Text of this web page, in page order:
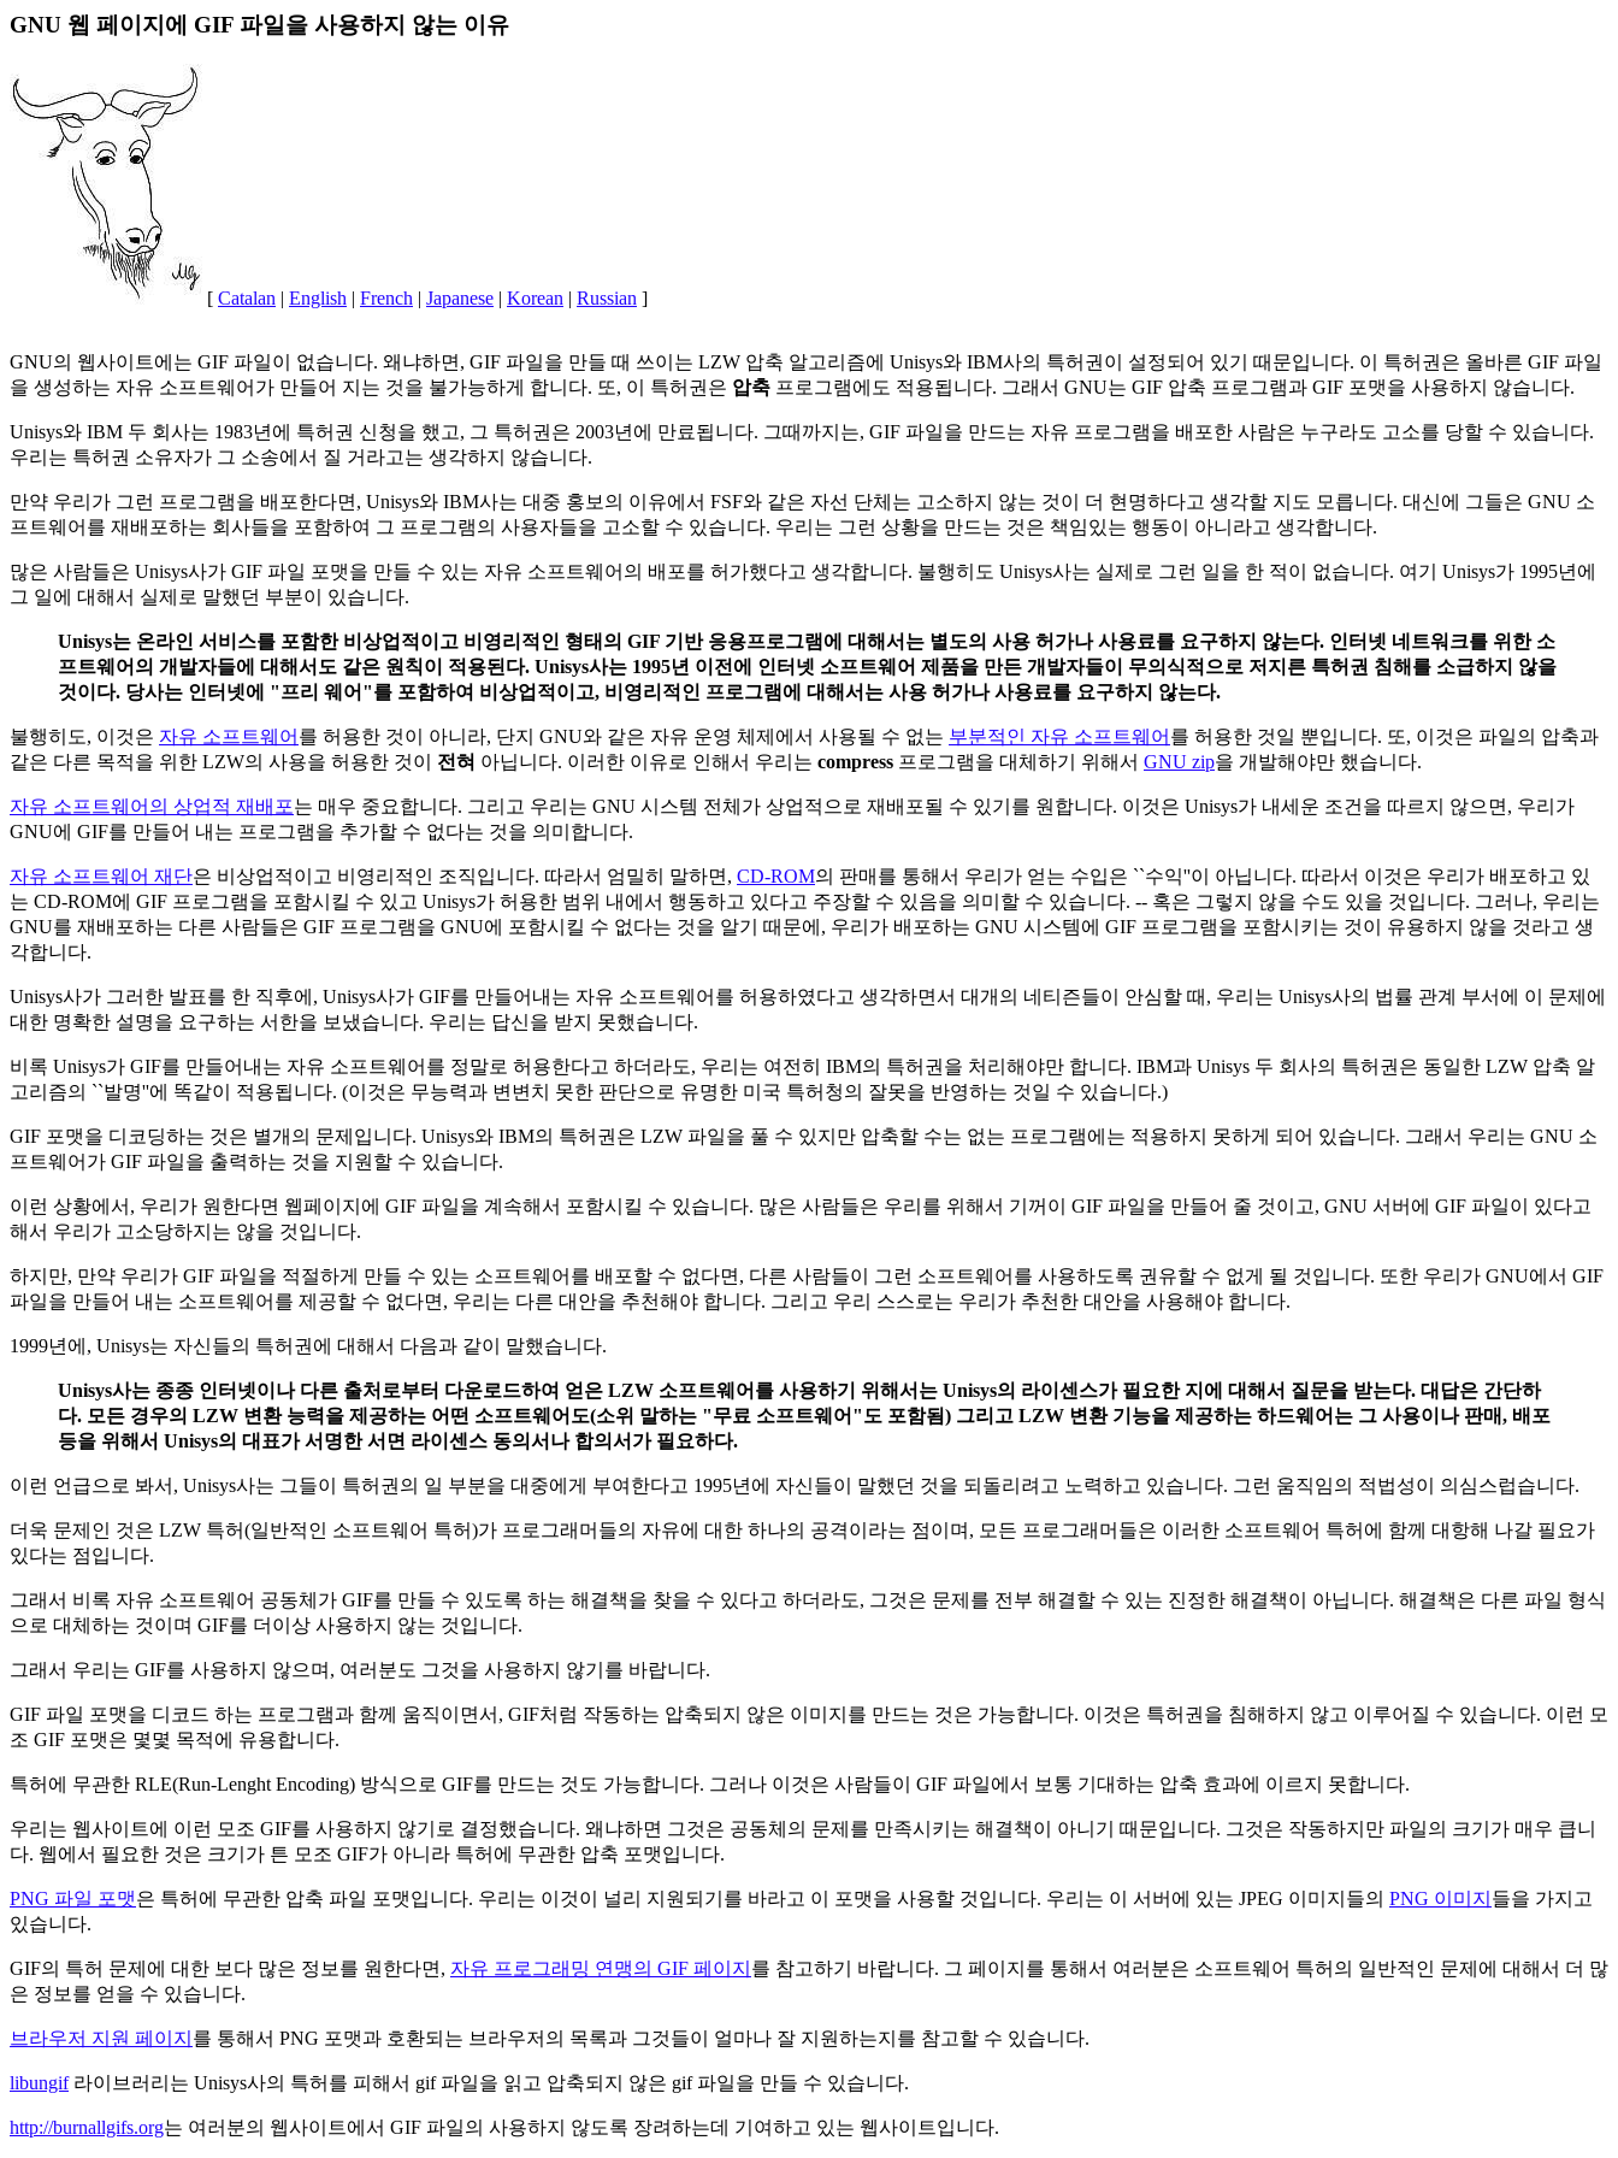
GNU 웹 페이지에 GIF 파일을 사용하지 않는 이유
[ Catalan | English | French | Japanese | Korean | Russian ]
GNU의 웹사이트에는 GIF 파일이 없습니다. 왜냐하면, GIF 파일을 만들 때 쓰이는 LZW 압축 알고리즘에 Unisys와 IBM사의 특허권이 설정되어 있기 때문입니다. 이 특허권은 올바른 GIF 파일
을 생성하는 자유 소프트웨어가 만들어 지는 것을 불가능하게 합니다. 또, 이 특허권은 압축 프로그램에도 적용됩니다. 그래서 GNU는 GIF 압축 프로그램과 GIF 포맷을 사용하지 않습니다.
Unisys와 IBM 두 회사는 1983년에 특허권 신청을 했고, 그 특허권은 2003년에 만료됩니다. 그때까지는, GIF 파일을 만드는 자유 프로그램을 배포한 사람은 누구라도 고소를 당할 수 있습니다.
우리는 특허권 소유자가 그 소송에서 질 거라고는 생각하지 않습니다.
만약 우리가 그런 프로그램을 배포한다면, Unisys와 IBM사는 대중 홍보의 이유에서 FSF와 같은 자선 단체는 고소하지 않는 것이 더 현명하다고 생각할 지도 모릅니다. 대신에 그들은 GNU 소
프트웨어를 재배포하는 회사들을 포함하여 그 프로그램의 사용자들을 고소할 수 있습니다. 우리는 그런 상황을 만드는 것은 책임있는 행동이 아니라고 생각합니다.
많은 사람들은 Unisys사가 GIF 파일 포맷을 만들 수 있는 자유 소프트웨어의 배포를 허가했다고 생각합니다. 불행히도 Unisys사는 실제로 그런 일을 한 적이 없습니다. 여기 Unisys가 1995년에
그 일에 대해서 실제로 말했던 부분이 있습니다.
Unisys는 온라인 서비스를 포함한 비상업적이고 비영리적인 형태의 GIF 기반 응용프로그램에 대해서는 별도의 사용 허가나 사용료를 요구하지 않는다. 인터넷 네트워크를 위한 소
프트웨어의 개발자들에 대해서도 같은 원칙이 적용된다. Unisys사는 1995년 이전에 인터넷 소프트웨어 제품을 만든 개발자들이 무의식적으로 저지른 특허권 침해를 소급하지 않을
것이다. 당사는 인터넷에 "프리 웨어"를 포함하여 비상업적이고, 비영리적인 프로그램에 대해서는 사용 허가나 사용료를 요구하지 않는다.
불행히도, 이것은 자유 소프트웨어 를 허용한 것이 아니라, 단지 GNU와 같은 자유 운영 체제에서 사용될 수 없는 부분적인 자유 소프트웨어 를 허용한 것일 뿐입니다. 또, 이것은 파일의 압축과
같은 다른 목적을 위한 LZW의 사용을 허용한 것이 전혀 아닙니다. 이러한 이유로 인해서 우리는 compress 프로그램을 대체하기 위해서 GNU zip을 개발해야만 했습니다.
자유 소프트웨어의 상업적 재배포는 매우 중요합니다. 그리고 우리는 GNU 시스템 전체가 상업적으로 재배포될 수 있기를 원합니다. 이것은 Unisys가 내세운 조건을 따르지 않으면, 우리가
GNU에 GIF를 만들어 내는 프로그램을 추가할 수 없다는 것을 의미합니다.
자유 소프트웨어 재단은 비상업적이고 비영리적인 조직입니다. 따라서 엄밀히 말하면, CD-ROM의 판매를 통해서 우리가 얻는 수입은 ``수익''이 아닙니다. 따라서 이것은 우리가 배포하고 있
는 CD-ROM에 GIF 프로그램을 포함시킬 수 있고 Unisys가 허용한 범위 내에서 행동하고 있다고 주장할 수 있음을 의미할 수 있습니다. -- 혹은 그렇지 않을 수도 있을 것입니다. 그러나, 우리는
GNU를 재배포하는 다른 사람들은 GIF 프로그램을 GNU에 포함시킬 수 없다는 것을 알기 때문에, 우리가 배포하는 GNU 시스템에 GIF 프로그램을 포함시키는 것이 유용하지 않을 것라고 생
각합니다.
Unisys사가 그러한 발표를 한 직후에, Unisys사가 GIF를 만들어내는 자유 소프트웨어를 허용하였다고 생각하면서 대개의 네티즌들이 안심할 때, 우리는 Unisys사의 법률 관계 부서에 이 문제에
대한 명확한 설명을 요구하는 서한을 보냈습니다. 우리는 답신을 받지 못했습니다.
비록 Unisys가 GIF를 만들어내는 자유 소프트웨어를 정말로 허용한다고 하더라도, 우리는 여전히 IBM의 특허권을 처리해야만 합니다. IBM과 Unisys 두 회사의 특허권은 동일한 LZW 압축 알
고리즘의 ``발명''에 똑같이 적용됩니다. (이것은 무능력과 변변치 못한 판단으로 유명한 미국 특허청의 잘못을 반영하는 것일 수 있습니다.)
GIF 포맷을 디코딩하는 것은 별개의 문제입니다. Unisys와 IBM의 특허권은 LZW 파일을 풀 수 있지만 압축할 수는 없는 프로그램에는 적용하지 못하게 되어 있습니다. 그래서 우리는 GNU 소
프트웨어가 GIF 파일을 출력하는 것을 지원할 수 있습니다.
이런 상황에서, 우리가 원한다면 웹페이지에 GIF 파일을 계속해서 포함시킬 수 있습니다. 많은 사람들은 우리를 위해서 기꺼이 GIF 파일을 만들어 줄 것이고, GNU 서버에 GIF 파일이 있다고
해서 우리가 고소당하지는 않을 것입니다.
하지만, 만약 우리가 GIF 파일을 적절하게 만들 수 있는 소프트웨어를 배포할 수 없다면, 다른 사람들이 그런 소프트웨어를 사용하도록 권유할 수 없게 될 것입니다. 또한 우리가 GNU에서 GIF
파일을 만들어 내는 소프트웨어를 제공할 수 없다면, 우리는 다른 대안을 추천해야 합니다. 그리고 우리 스스로는 우리가 추천한 대안을 사용해야 합니다.
1999년에, Unisys는 자신들의 특허권에 대해서 다음과 같이 말했습니다.
Unisys사는 종종 인터넷이나 다른 출처로부터 다운로드하여 얻은 LZW 소프트웨어를 사용하기 위해서는 Unisys의 라이센스가 필요한 지에 대해서 질문을 받는다. 대답은 간단하
다. 모든 경우의 LZW 변환 능력을 제공하는 어떤 소프트웨어도(소위 말하는 "무료 소프트웨어"도 포함됨) 그리고 LZW 변환 기능을 제공하는 하드웨어는 그 사용이나 판매, 배포
등을 위해서 Unisys의 대표가 서명한 서면 라이센스 동의서나 합의서가 필요하다.
이런 언급으로 봐서, Unisys사는 그들이 특허권의 일 부분을 대중에게 부여한다고 1995년에 자신들이 말했던 것을 되돌리려고 노력하고 있습니다. 그런 움직임의 적법성이 의심스럽습니다.
더욱 문제인 것은 LZW 특허(일반적인 소프트웨어 특허)가 프로그래머들의 자유에 대한 하나의 공격이라는 점이며, 모든 프로그래머들은 이러한 소프트웨어 특허에 함께 대항해 나갈 필요가
있다는 점입니다.
그래서 비록 자유 소프트웨어 공동체가 GIF를 만들 수 있도록 하는 해결책을 찾을 수 있다고 하더라도, 그것은 문제를 전부 해결할 수 있는 진정한 해결책이 아닙니다. 해결책은 다른 파일 형식
으로 대체하는 것이며 GIF를 더이상 사용하지 않는 것입니다.
그래서 우리는 GIF를 사용하지 않으며, 여러분도 그것을 사용하지 않기를 바랍니다.
GIF 파일 포맷을 디코드 하는 프로그램과 함께 움직이면서, GIF처럼 작동하는 압축되지 않은 이미지를 만드는 것은 가능합니다. 이것은 특허권을 침해하지 않고 이루어질 수 있습니다. 이런 모
조 GIF 포맷은 몇몇 목적에 유용합니다.
특허에 무관한 RLE(Run-Lenght Encoding) 방식으로 GIF를 만드는 것도 가능합니다. 그러나 이것은 사람들이 GIF 파일에서 보통 기대하는 압축 효과에 이르지 못합니다.
우리는 웹사이트에 이런 모조 GIF를 사용하지 않기로 결정했습니다. 왜냐하면 그것은 공동체의 문제를 만족시키는 해결책이 아니기 때문입니다. 그것은 작동하지만 파일의 크기가 매우 큽니
다. 웹에서 필요한 것은 크기가 튼 모조 GIF가 아니라 특허에 무관한 압축 포맷입니다.
PNG 파일 포맷은 특허에 무관한 압축 파일 포맷입니다. 우리는 이것이 널리 지원되기를 바라고 이 포맷을 사용할 것입니다. 우리는 이 서버에 있는 JPEG 이미지들의 PNG 이미지 들을 가지고
있습니다.
GIF의 특허 문제에 대한 보다 많은 정보를 원한다면, 자유 프로그래밍 연맹의 GIF 페이지 를 참고하기 바랍니다. 그 페이지를 통해서 여러분은 소프트웨어 특허의 일반적인 문제에 대해서 더 많
은 정보를 얻을 수 있습니다.
브라우저 지원 페이지 를 통해서 PNG 포맷과 호환되는 브라우저의 목록과 그것들이 얼마나 잘 지원하는지를 참고할 수 있습니다.
libungif라이브러리는 Unisys사의 특허를 피해서 gif 파일을 읽고 압축되지 않은 gif 파일을 만들 수 있습니다.
http://burnallgifs.org는 여러분의 웹사이트에서 GIF 파일의 사용하지 않도록 장려하는데 기여하고 있는 웹사이트입니다.